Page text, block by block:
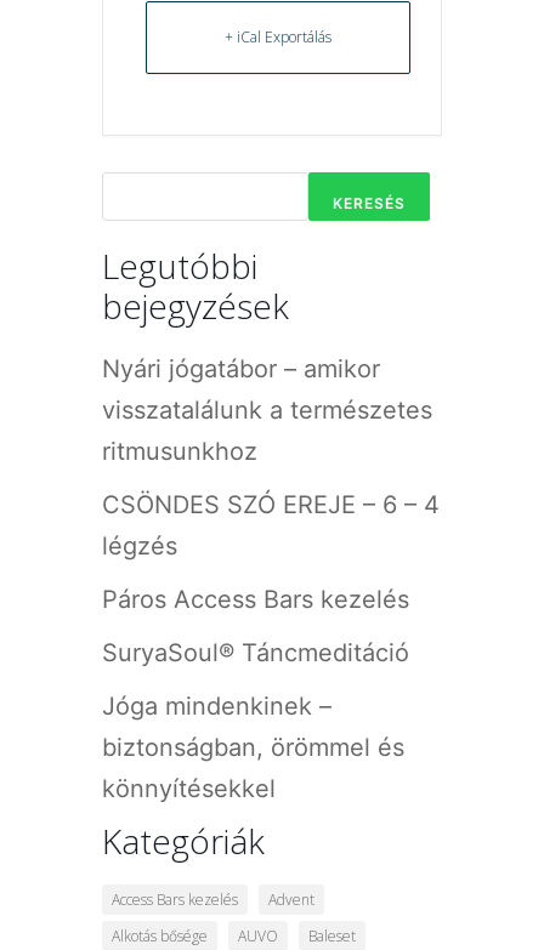
+ iCal Exportálás
KERESÉS
Legutóbbi
bejegyzések
Nyári jógatábor – amikor
visszatalálunk a természetes
ritmusunkhoz
CSÖNDES SZÓ EREJE – 6 – 4
légzés
Páros Access Bars kezelés
SuryaSoul® Táncmeditáció
Jóga mindenkinek –
biztonságban, örömmel és
könnyítésekkel
Kategóriák
Access Bars kezelés
Advent
Alkotás bősége
AUVO
Baleset